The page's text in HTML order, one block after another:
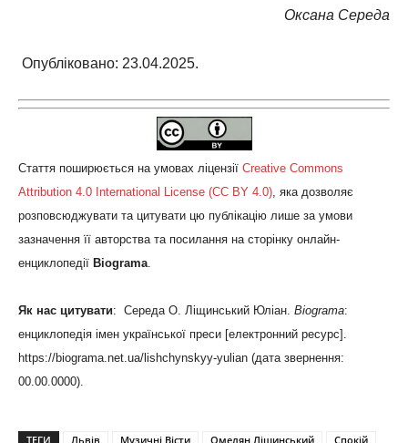
Оксана Середа
Опубліковано: 23.04.2025.
Стаття поширюється на умовах ліцензії Creative Commons
Attribution 4.0 International License (CC BY 4.0) , яка дозволяє
розповсюджувати та цитувати цю публікацію лише за умови
зазначення її авторства та посилання на сторінку онлайн-
енциклопедії Biograma
Як нас цитувати: Середа О. Ліщинський Юліан. Biograma:
енциклопедія імен української преси [електронний ресурс].
https://biograma.net.ua/lishchynskyy-yulian (дата звернення:
00.00.0000).
ТЕГИ Львів Музичні Вісти Омелян Ліщинський Спокій